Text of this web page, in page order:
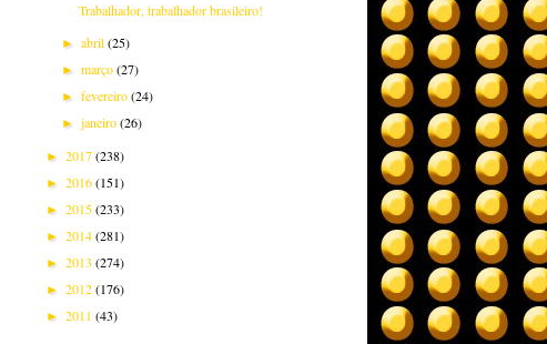
Trabalhador, trabalhador brasileiro!
►abril(25)
►março(27)
►fevereiro(24)
►janeiro(26)
► 2017(238)
► 2016(151)
► 2015(233)
► 2014(281)
► 2013 (274)
► 2012(176)
► 2011 (43)